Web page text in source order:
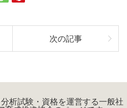
次の記事
析試験・資格を運営する一般社